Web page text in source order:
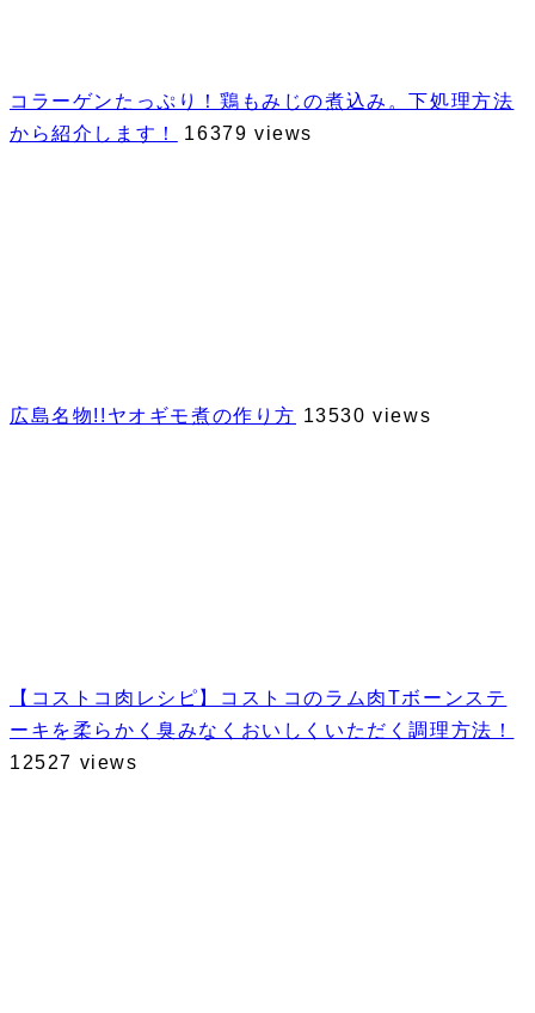
コラーゲンたっぷり！鶏もみじの煮込み。下処理方法
から紹介します！
16379 views
広島名物!!ヤオギモ煮の作り方 13530 views
【コストコ肉レシピ】コストコのラム肉Tボーンステ
ーキを柔らかく臭みなくおいしくいただく調理方法！
12527 views